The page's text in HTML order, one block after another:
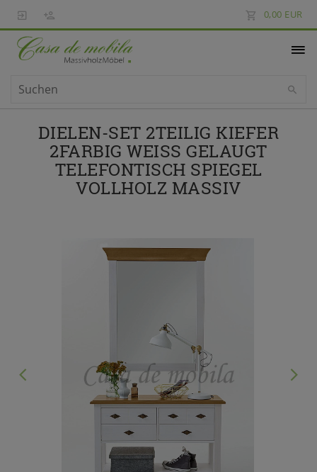
0,00 EUR
DIELEN-SET 2TEILIG KIEFER
2FARBIG WEISS GELAUGT T
ELEFONTISCH SPIEGEL V
OLLHOLZ MASSIV